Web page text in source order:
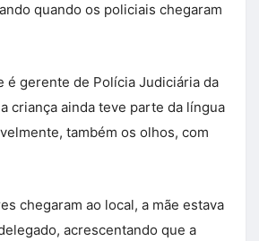
quando os policiais chegaram
é gerente de Polícia Judiciária da
criança ainda teve parte da língua
também os olhos, com
chegaram ao local, a mãe estava
acrescentando que a